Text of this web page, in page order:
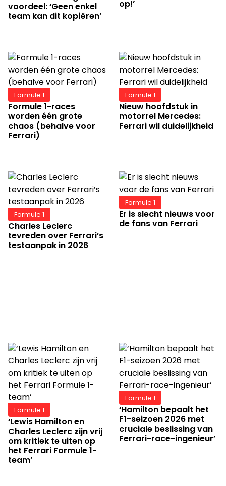
voordeel: ‘Geen enkel
team kan dit kopiëren’
op!’
Formule 1
Formule 1-races
worden één grote
chaos (behalve voor
Ferrari)
Formule 1
Nieuw hoofdstuk in
motorrel Mercedes:
Ferrari wil duidelijkheid
Formule 1
Charles Leclerc
tevreden over Ferrari’s
testaanpak in 2026
Formule 1
Er is slecht nieuws voor
de fans van Ferrari
Formule 1
‘Lewis Hamilton en
Charles Leclerc zijn vrij
om kritiek te uiten op
het Ferrari Formule 1-
team’
Formule 1
‘Hamilton bepaalt het
F1-seizoen 2026 met
cruciale beslissing van
Ferrari-race-ingenieur’